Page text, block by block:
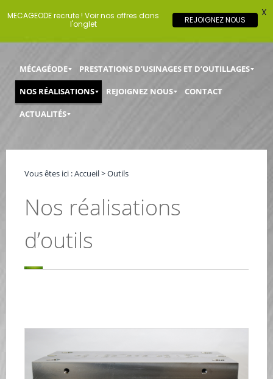
Aller au texte
Aller au menu
Menu principal
Passer
au
contenu
MÉCAGÉODE PRESTATIONS D’USINAGES ET D’OUTILLAGES
NOS RÉALISATIONS REJOIGNEZ NOUS CONTACT
ACTUALITÉS
Vous êtes ici :Accueil>Outils
Nos réalisations
d’outils
MECAGEODE recrute ! Voir nos offres dans
l'onglet
REJOIGNEZ NOUS
X